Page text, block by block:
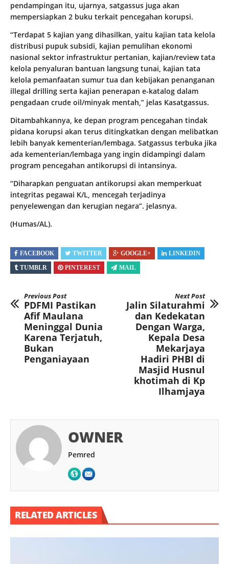
pendampingan itu, ujarnya, satgassus juga akan
mempersiapkan 2 buku terkait pencegahan korupsi.
“Terdapat 5 kajian yang dihasilkan, yaitu kajian tata kelola
distribusi pupuk subsidi, kajian pemulihan ekonomi
nasional sektor infrastruktur pertanian, kajian/review tata
kelola penyaluran bantuan langsung tunai, kajian tata
kelola pemanfaatan sumur tua dan kebijakan penanganan
illegal drilling serta kajian penerapan e-katalog dalam
pengadaan crude oil/minyak mentah,” jelas Kasatgassus.
Ditambahkannya, ke depan program pencegahan tindak
pidana korupsi akan terus ditingkatkan dengan melibatkan
lebih banyak kementerian/lembaga. Satgassus terbuka jika
ada kementerian/lembaga yang ingin didampingi dalam
program pencegahan antikorupsi di intansinya.
“Diharapkan penguatan antikorupsi akan memperkuat
integritas pegawai K/L, mencegah terjadinya
penyelewengan dan kerugian negara”. jelasnya.
(Humas/AL).
FACEBOOK TWITTER GOOGLE+
LINKEDIN
TUMBLR
PINTEREST MAIL
Previous Post
PDFMI Pastikan
Afif Maulana
Meninggal Dunia
Karena Terjatuh,
Bukan
Penganiayaan
Next Post
Jalin Silaturahmi
dan Kedekatan
Dengan Warga,
Kepala Desa
Mekarjaya
Hadiri PHBI di
Masjid Husnul
khotimah di Kp
Ilhamjaya
OWNER
Pemred
RELATED ARTICLES